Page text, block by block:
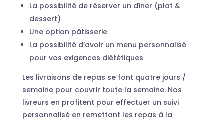
La possibilité de réserver un dîner (plat &
dessert)
Une option pâtisserie
La possibilité d’avoir un menu personnalisé
pour vos exigences diététiques
Les livraisons de repas se font quatre jours /
semaine pour couvrir toute la semaine. Nos
livreurs en profitent pour effectuer un suivi
personnalisé en remettant les repas à la